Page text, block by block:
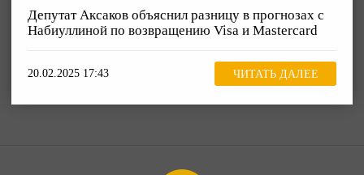
Депутат Аксаков объяснил разницу в прогнозах с
Набиуллиной по возвращению Visa и Mastercard
20.02.2025 17:43 ЧИТАТЬ ДАЛЕЕ